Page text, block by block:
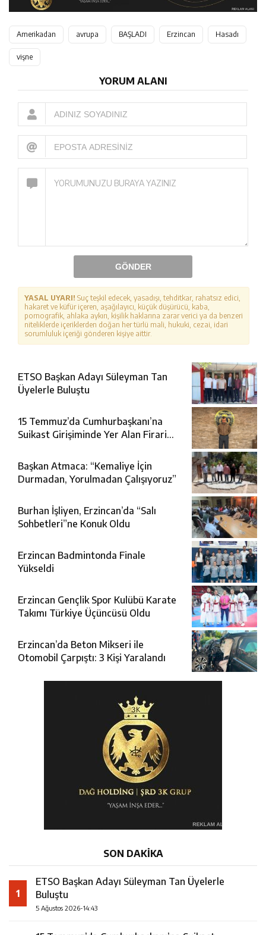
Amerikadan avrupa BAŞLADI Erzincan Hasadı
vişne
YORUM ALANI
GÖNDER
YASAL UYARI! Suç teşkil edecek, yasadışı, tehditkar, rahatsız edici,
hakaret ve küfür içeren, aşağılayıcı, küçük düşürücü, kaba,
pornografik, ahlaka aykırı, kişilik haklarına zarar verici ya da benzeri
niteliklerde içeriklerden doğan her türlü mali, hukuki, cezai, idari
sorumluluk içeriği gönderen kişiye aittir.
ETSO Başkan Adayı Süleyman Tan
Üyelerle Buluştu
15 Temmuz’da Cumhurbaşkanı’na
Suikast Girişiminde Yer Alan Firari
Başkan Atmaca: “Kemaliye İçin
Durmadan, Yorulmadan Çalışıyoruz”
Burhan İşliyen, Erzincan’da “Salı
Sohbetleri”ne Konuk Oldu
Erzincan Badmintonda Finale
Yükseldi
Erzincan Gençlik Spor Kulübü Karate
Takımı Türkiye Üçüncüsü Oldu
Erzincan’da Beton Mikseri ile
Otomobil Çarpıştı: 3 Kişi Yaralandı
SON DAKİKA
1
ETSO Başkan Adayı Süleyman Tan Üyelerle
Buluştu
5 Ağustos 2026-14:43